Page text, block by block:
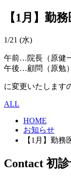
【1月】勤
1/21 (水)
午前…院長（原健
午後…顧問（原
に変更いたします
ALL
HOME
お知らせ
【1月】勤
Contact 初